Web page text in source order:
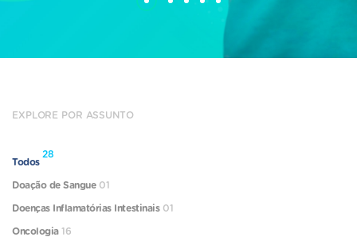
EXPLORE POR ASSUNTO
Todos
28
Doação de Sangue 01
Doenças Inflamatórias Intestinais 01
Oncologia16